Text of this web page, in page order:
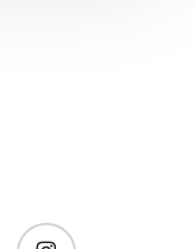
instagram